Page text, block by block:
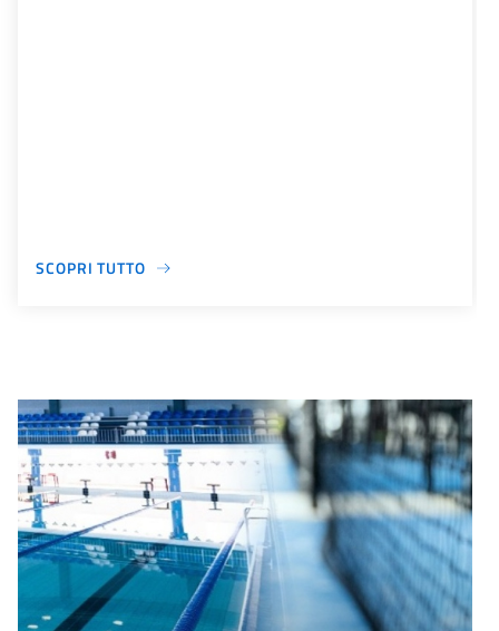
SCOPRI TUTTO